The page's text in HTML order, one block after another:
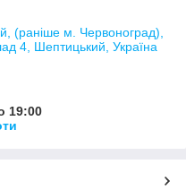
(раніше м. Червоноград),
4, Шептицький, Україна
19:00